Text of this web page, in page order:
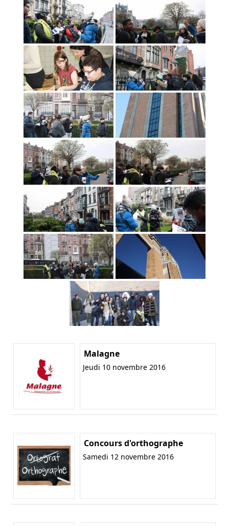
Malagne
Jeudi 10 novembre 2016
Concours d'orthographe
Samedi 12 novembre 2016